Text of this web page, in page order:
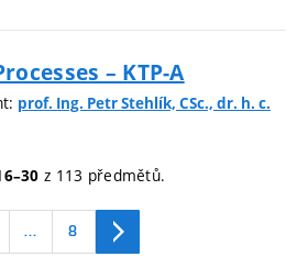
– KTP-A
prof. Ing. Petr Stehlík, CSc., dr. h. c.
z 113 předmětů.
… 8